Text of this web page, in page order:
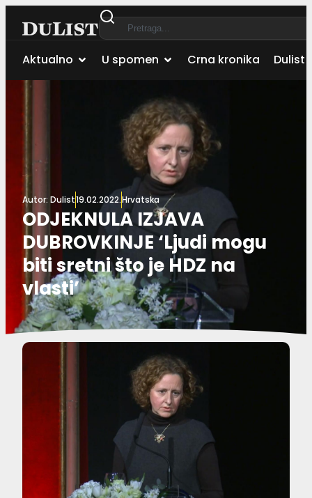
Aktualno U spomen Crna kronika Dulist
Autor: Dulist19.02.2022.Hrvatska
ODJEKNULA IZJAVA
DUBROVKINJE ‘Ljudi mogu
biti sretni što je HDZ na
vlasti’